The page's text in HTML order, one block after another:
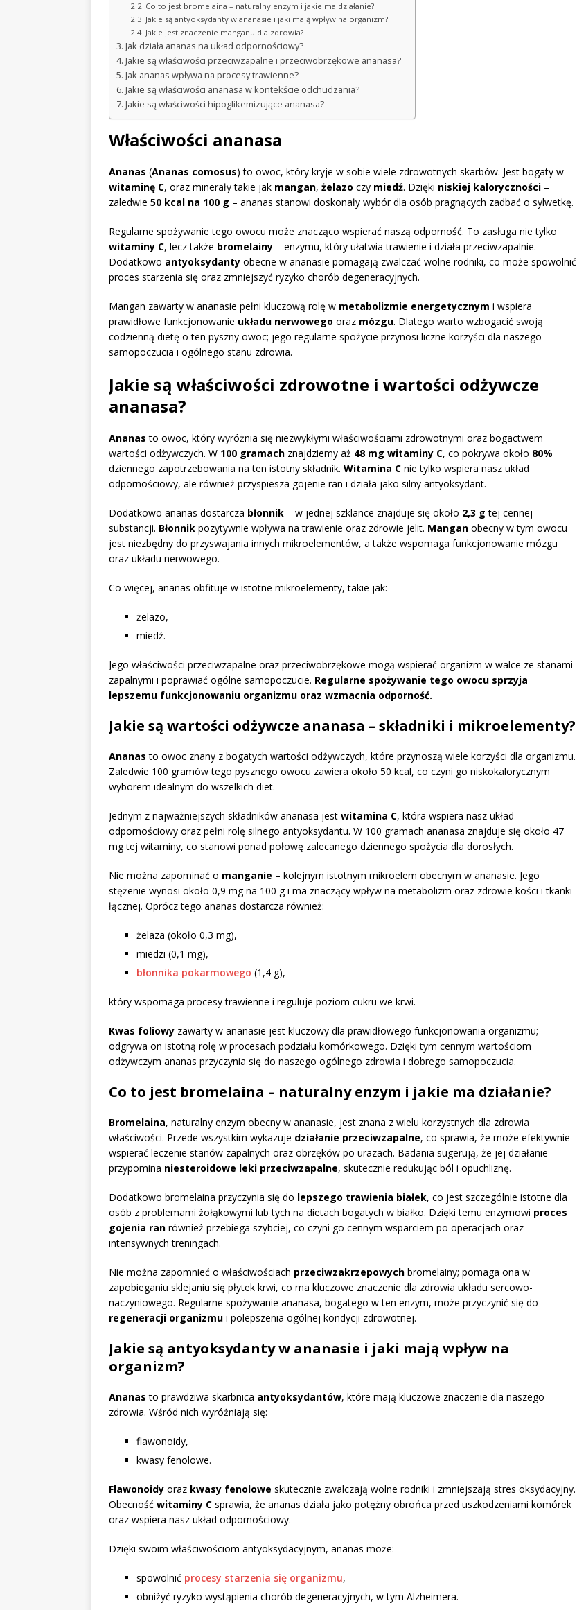
Co to jest bromelaina – naturalny enzym i jakie ma działanie?
Jakie są antyoksydanty w ananasie i jaki mają wpływ na organizm?
Jakie jest znaczenie manganu dla zdrowia?
Jak działa ananas na układ odpornościowy?
Jakie są właściwości przeciwzapalne i przeciwobrzękowe ananasa?
Jak ananas wpływa na procesy trawienne?
Jakie są właściwości ananasa w kontekście odchudzania?
Jakie są właściwości hipoglikemizujące ananasa?
Właściwości ananasa
Ananas (Ananas comosus) to owoc, który kryje w sobie wiele zdrowotnych skarbów. Jest bogaty w
witaminę C, oraz minerały takie jak mangan, żelazo czy miedź. Dzięki niskiej kaloryczności –
zaledwie 50 kcal na 100 g – ananas stanowi doskonały wybór dla osób pragnących zadbać o sylwetkę.
Regularne spożywanie tego owocu może znacząco wspierać naszą odporność. To zasługa nie tylko
witaminy C, lecz także bromelainy – enzymu, który ułatwia trawienie i działa przeciwzapalnie.
Dodatkowo antyoksydanty obecne w ananasie pomagają zwalczać wolne rodniki, co może spowolnić
proces starzenia się oraz zmniejszyć ryzyko chorób degeneracyjnych.
Mangan zawarty w ananasie pełni kluczową rolę w metabolizmie energetycznym i wspiera
prawidłowe funkcjonowanie układu nerwowego oraz mózgu. Dlatego warto wzbogacić swoją
codzienną dietę o ten pyszny owoc; jego regularne spożycie przynosi liczne korzyści dla naszego
samopoczucia i ogólnego stanu zdrowia.
Jakie są właściwości zdrowotne i wartości odżywcze
ananasa?
Ananas to owoc, który wyróżnia się niezwykłymi właściwościami zdrowotnymi oraz bogactwem
wartości odżywczych. W 100 gramach znajdziemy aż 48 mg witaminy C, co pokrywa około 80%
dziennego zapotrzebowania na ten istotny składnik. Witamina C nie tylko wspiera nasz układ
odpornościowy, ale również przyspiesza gojenie ran i działa jako silny antyoksydant.
Dodatkowo ananas dostarcza błonnik – w jednej szklance znajduje się około 2,3 g tej cennej
substancji. Błonnik pozytywnie wpływa na trawienie oraz zdrowie jelit. Mangan obecny w tym owocu
jest niezbędny do przyswajania innych mikroelementów, a także wspomaga funkcjonowanie mózgu
oraz układu nerwowego.
Co więcej, ananas obfituje w istotne mikroelementy, takie jak:
żelazo,
miedź.
Jego właściwości przeciwzapalne oraz przeciwobrzękowe mogą wspierać organizm w walce ze stanami
zapalnymi i poprawiać ogólne samopoczucie. Regularne spożywanie tego owocu sprzyja
lepszemu funkcjonowaniu organizmu oraz wzmacnia odporność.
Jakie są wartości odżywcze ananasa – składniki i mikroelementy?
Ananas to owoc znany z bogatych wartości odżywczych, które przynoszą wiele korzyści dla organizmu.
Zaledwie 100 gramów tego pysznego owocu zawiera około 50 kcal, co czyni go niskokalorycznym
wyborem idealnym do wszelkich diet.
Jednym z najważniejszych składników ananasa jest witamina C, która wspiera nasz układ
odpornościowy oraz pełni rolę silnego antyoksydantu. W 100 gramach ananasa znajduje się około 47
mg tej witaminy, co stanowi ponad połowę zalecanego dziennego spożycia dla dorosłych.
Nie można zapominać o manganie – kolejnym istotnym mikroelem obecnym w ananasie. Jego
stężenie wynosi około 0,9 mg na 100 g i ma znaczący wpływ na metabolizm oraz zdrowie kości i tkanki
łącznej. Oprócz tego ananas dostarcza również:
żelaza (około 0,3 mg),
miedzi (0,1 mg),
błonnika pokarmowego (1,4 g),
który wspomaga procesy trawienne i reguluje poziom cukru we krwi.
Kwas foliowy zawarty w ananasie jest kluczowy dla prawidłowego funkcjonowania organizmu;
odgrywa on istotną rolę w procesach podziału komórkowego. Dzięki tym cennym wartościom
odżywczym ananas przyczynia się do naszego ogólnego zdrowia i dobrego samopoczucia.
Co to jest bromelaina – naturalny enzym i jakie ma działanie?
Bromelaina, naturalny enzym obecny w ananasie, jest znana z wielu korzystnych dla zdrowia
właściwości. Przede wszystkim wykazuje działanie przeciwzapalne, co sprawia, że może efektywnie
wspierać leczenie stanów zapalnych oraz obrzęków po urazach. Badania sugerują, że jej działanie
przypomina niesteroidowe leki przeciwzapalne, skutecznie redukując ból i opuchliznę.
Dodatkowo bromelaina przyczynia się do lepszego trawienia białek, co jest szczególnie istotne dla
osób z problemami żołąkowymi lub tych na dietach bogatych w białko. Dzięki temu enzymowi proces
gojenia ran również przebiega szybciej, co czyni go cennym wsparciem po operacjach oraz
intensywnych treningach.
Nie można zapomnieć o właściwościach przeciwzakrzepowych bromelainy; pomaga ona w
zapobieganiu sklejaniu się płytek krwi, co ma kluczowe znaczenie dla zdrowia układu sercowo-
naczyniowego. Regularne spożywanie ananasa, bogatego w ten enzym, może przyczynić się do
regeneracji organizmu i polepszenia ogólnej kondycji zdrowotnej.
Jakie są antyoksydanty w ananasie i jaki mają wpływ na
organizm?
Ananas to prawdziwa skarbnica antyoksydantów, które mają kluczowe znaczenie dla naszego
zdrowia. Wśród nich wyróżniają się:
flawonoidy,
kwasy fenolowe.
Flawonoidy oraz kwasy fenolowe skutecznie zwalczają wolne rodniki i zmniejszają stres oksydacyjny.
Obecność witaminy C sprawia, że ananas działa jako potężny obrońca przed uszkodzeniami komórek
oraz wspiera nasz układ odpornościowy.
Dzięki swoim właściwościom antyoksydacyjnym, ananas może:
spowolnić procesy starzenia się organizmu,
obniżyć ryzyko wystąpienia chorób degeneracyjnych, w tym Alzheimera.